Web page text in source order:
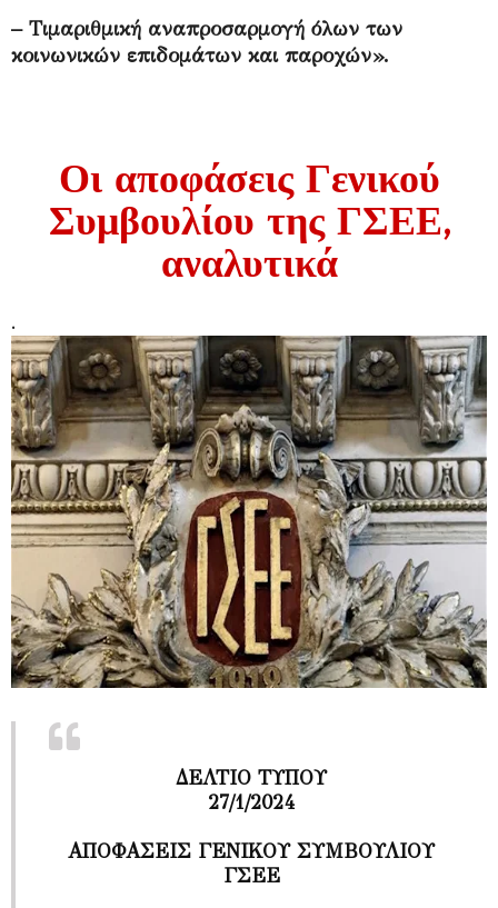
– Τιμαριθμική αναπροσαρμογή όλων των
κοινωνικών επιδομάτων και παροχών».
Οι αποφάσεις Γενικού
Συμβουλίου της ΓΣΕΕ,
αναλυτικά
.
ΔΕΛΤΙΟ ΤΥΠΟΥ
27/1/2024
ΑΠΟΦΑΣΕΙΣ ΓΕΝΙΚΟΥ ΣΥΜΒΟΥΛΙΟΥ
ΓΣΕΕ